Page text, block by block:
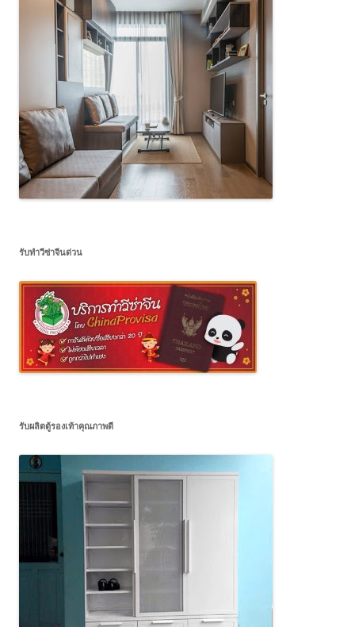
รับทำวีซ่าจีนด่วน
รับผลิตตู้รองเท้าคุณภาพดี